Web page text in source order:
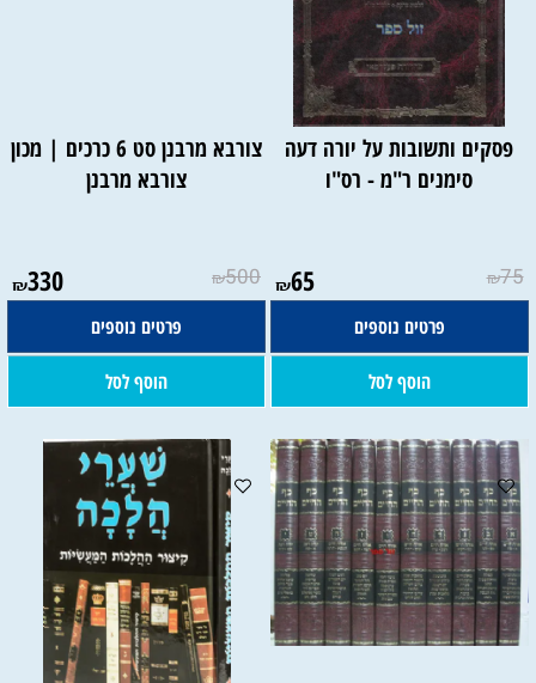
פסקים ותשובות על יורה דעה
סימנים ר"מ - רס"ו
₪75
₪65
פרטים נוספים
הוסף לסל
צורבא מרבנן סט 6 כרכים | מכון
צורבא מרבנן
₪500
₪330
פרטים נוספים
הוסף לסל